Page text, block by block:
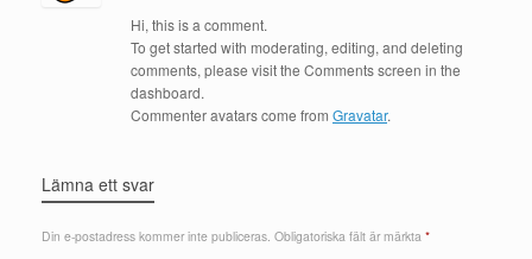
Hi, this is a comment.
To get started with moderating, editing, and deleting
comments, please visit the Comments screen in the
dashboard.
Commenter avatars come from Gravatar.
Lämna ett svar
Din e-postadress kommer inte publiceras. Obligatoriska fält är märkta *